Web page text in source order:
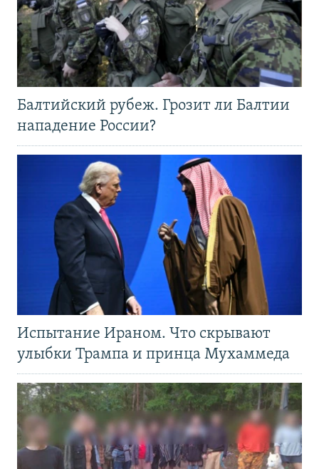
Балтийский рубеж. Грозит ли Балтии
нападение России?
Испытание Ираном. Что скрывают
улыбки Трампа и принца Мухаммеда